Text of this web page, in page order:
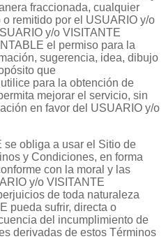
fraccionada, cualquier
remitido por el USUARIO y/o
y/o VISITANTE
el permiso para la
sugerencia, idea, dibujo
que
para la obtención de
mejorar el servicio, sin
en favor del USUARIO y/o
se obliga a usar el Sitio de
y Condiciones, en forma
con la moral y las
y/o VISITANTE
de toda naturaleza
pueda sufrir, directa o
del incumplimiento de
derivadas de estos Términos